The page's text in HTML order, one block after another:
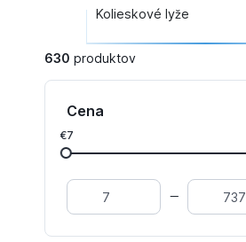
Kolieskové lyže
630 produktov
Cena
€7